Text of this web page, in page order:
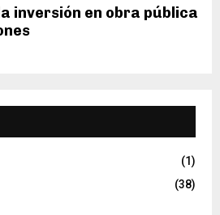
inversión en obra pública
(1)
(38)